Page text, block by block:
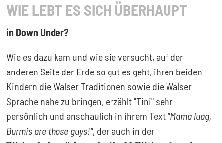
WIE LEBT ES SICH ÜBERHAUPT
in Down Under?
Wie es dazu kam und wie sie versucht, auf der
anderen Seite der Erde so gut es geht, ihren beiden
Kindern die Walser Traditionen sowie die Walser
Sprache nahe zu bringen, erzählt "Tini" sehr
persönlich und anschaulich in ihrem Text "Mama luag,
Burmis are those guys!", der auch in der